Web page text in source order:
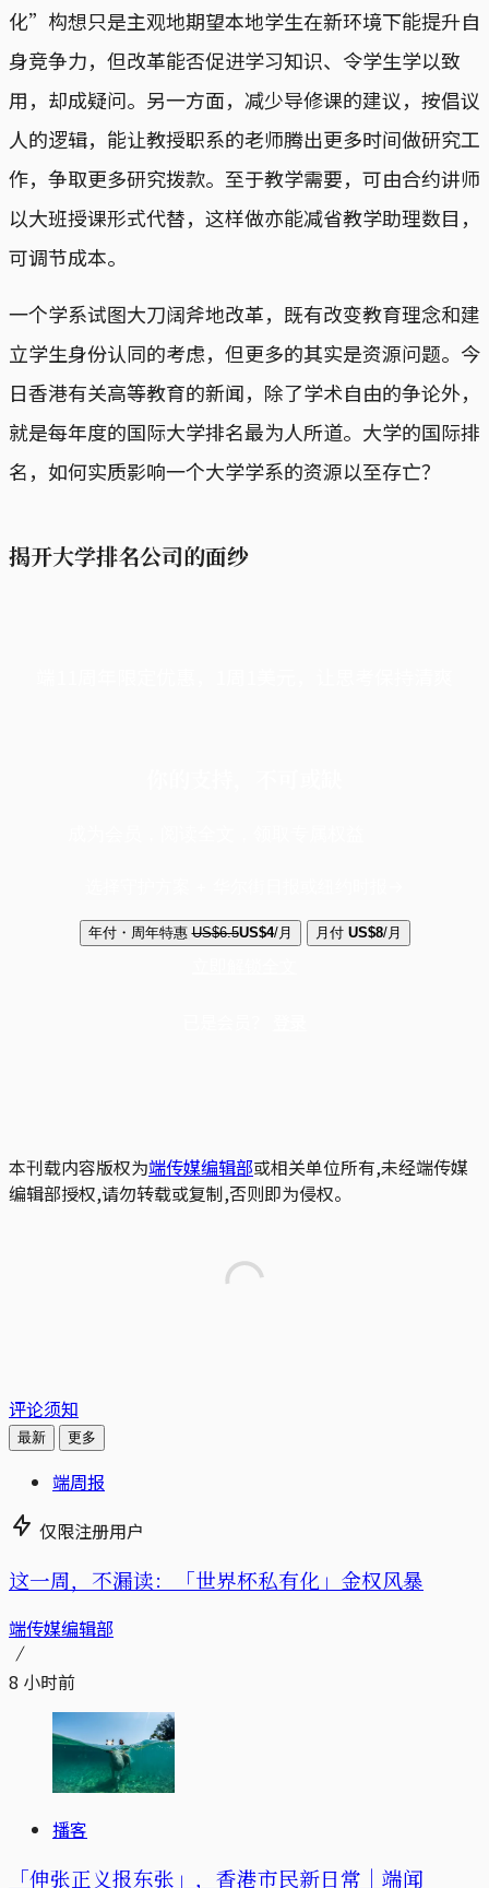
化”构想只是主观地期望本地学生在新环境下能提升自
身竞争力，但改革能否促进学习知识、令学生学以致
用，却成疑问。另一方面，减少导修课的建议，按倡议
人的逻辑，能让教授职系的老师腾出更多时间做研究工
作，争取更多研究拨款。至于教学需要，可由合约讲师
以大班授课形式代替，这样做亦能减省教学助理数目，
可调节成本。
一个学系试图大刀阔斧地改革，既有改变教育理念和建
立学生身份认同的考虑，但更多的其实是资源问题。今
日香港有关高等教育的新闻，除了学术自由的争论外，
就是每年度的国际大学排名最为人所道。大学的国际排
名，如何实质影响一个大学学系的资源以至存亡？
揭开大学排名公司的面纱
年付・周年特惠 US$6.5US$4/月 月付 US$8/月
本刊载内容版权为端传媒编辑部或相关单位所有,未经端传媒
编辑部授权,请勿转载或复制,否则即为侵权。
评论须知
最新 更多
端周报
仅限注册用户
这一周，不漏读：「世界杯私有化」金权风暴
端传媒编辑部
8 小时前
播客
「伸张正义报东张」，香港市民新日常｜端闻